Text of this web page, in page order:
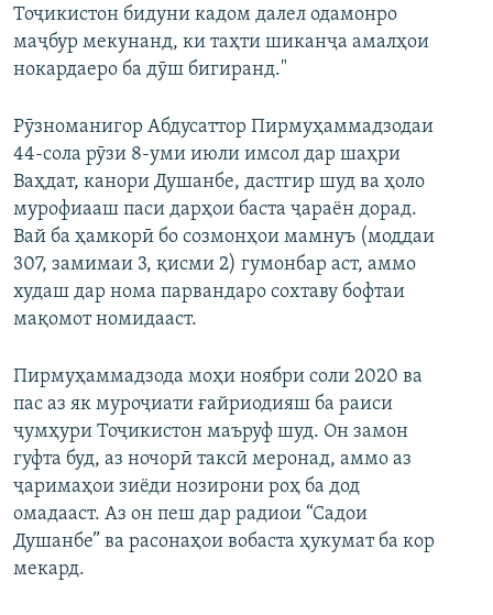
Тоҷикистон бидуни кадом далел одамонро
маҷбур мекунанд, ки таҳти шиканҷа амалҳои
нокардаеро ба дӯш бигиранд."
Рӯзноманигор Абдусаттор Пирмуҳаммадзодаи
44-сола рӯзи 8-уми июли имсол дар шаҳри
Ваҳдат, канори Душанбе, дастгир шуд ва ҳоло
мурофиааш паси дарҳои баста ҷараён дорад.
Вай ба ҳамкорӣ бо созмонҳои мамнуъ (моддаи
307, замимаи 3, қисми 2) гумонбар аст, аммо
худаш дар нома парвандаро сохтаву бофтаи
мақомот номидааст.
Пирмуҳаммадзода моҳи ноябри соли 2020 ва
пас аз як муроҷиати ғайриодияш ба раиси
ҷумҳури Тоҷикистон маъруф шуд. Он замон
гуфта буд, аз ночорӣ таксӣ меронад, аммо аз
ҷаримаҳои зиёди нозирони роҳ ба дод
омадааст. Аз он пеш дар радиои “Садои
Душанбе” ва расонаҳои вобаста ҳукумат ба кор
мекард.